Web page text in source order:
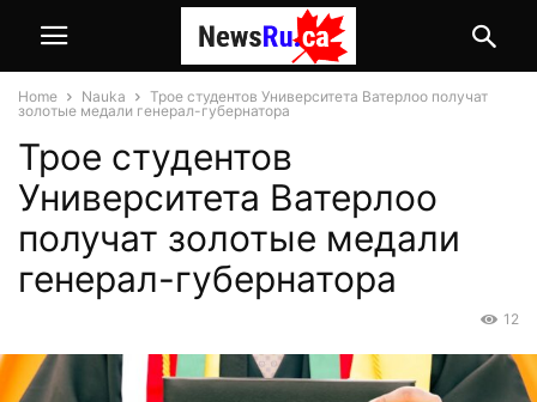
Home Nauka
Трое студентов Университета Ватерлоо получат
золотые медали генерал-губернатора
Трое студентов
Университета Ватерлоо
получат золотые медали
генерал-губернатора
12